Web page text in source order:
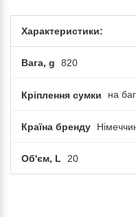
Характеристики:
Вага, g 820
Кріплення сумки на
Країна бренду
Об'єм, L 20